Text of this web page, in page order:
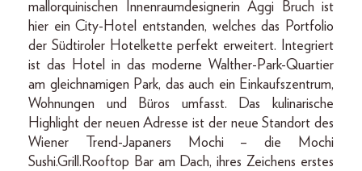
mallorquinischen Innenraumdesignerin Aggi Bruch ist
hier ein City-Hotel entstanden, welches das Portfolio
der Südtiroler Hotelkette perfekt erweitert. Integriert
ist das Hotel in das moderne Walther-Park-Quartier
am gleichnamigen Park, das auch ein Einkaufszentrum,
Wohnungen und Büros umfasst. Das kulinarische
Highlight der neuen Adresse ist der neue Standort des
Wiener Trend-Japaners Mochi – die Mochi
Sushi.Grill.Rooftop Bar am Dach, ihres Zeichens erstes